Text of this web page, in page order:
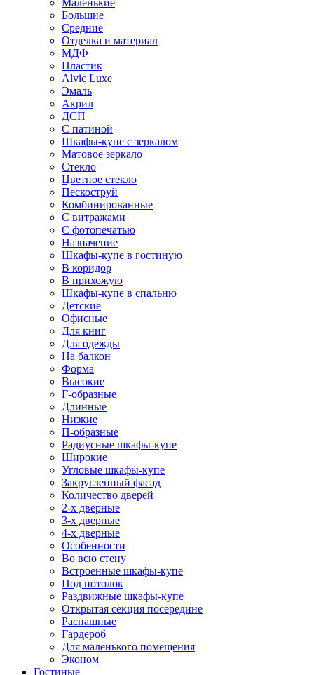
Маленькие
Большие
Средние
Отделка и материал
МДФ
Пластик
Alvic Luxe
Эмаль
Акрил
ДСП
С патиной
Шкафы-купе с зеркалом
Матовое зеркало
Стекло
Цветное стекло
Пескоструй
Комбинированные
С витражами
С фотопечатью
Назначение
Шкафы-купе в гостиную
В коридор
В прихожую
Шкафы-купе в спальню
Детские
Офисные
Для книг
Для одежды
На балкон
Форма
Высокие
Г-образные
Длинные
Низкие
П-образные
Радиусные шкафы-купе
Широкие
Угловые шкафы-купе
Закругленный фасад
Количество дверей
2-х дверные
3-х дверные
4-х дверные
Особенности
Во всю стену
Встроенные шкафы-купе
Под потолок
Раздвижные шкафы-купе
Открытая секция посередине
Распашные
Гардероб
Для маленького помещения
Эконом
Гостиные